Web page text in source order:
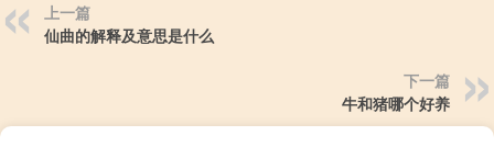
上一篇
仙曲的解释及意思是什么
下一篇
牛和猪哪个好养